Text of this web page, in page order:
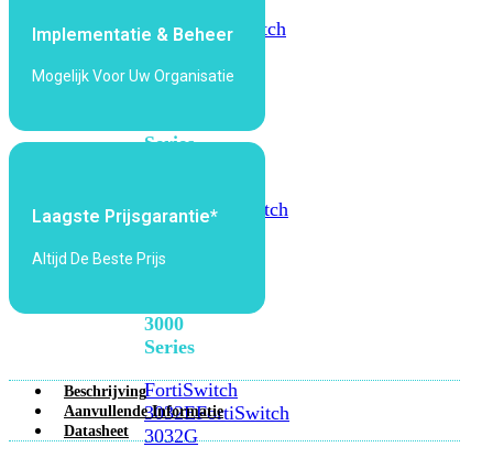
FPOEFortiSwitch
Series
2048FFortiSwitch
2048F-
B2F
3000
Series
FortiSwitch
3032EFortiSwitch
3032G
Implementatie & Beheer
Mogelijk Voor Uw Organisatie
Laagste Prijsgarantie*
Altijd De Beste Prijs
Beschrijving
Aanvullende Informatie
Datasheet